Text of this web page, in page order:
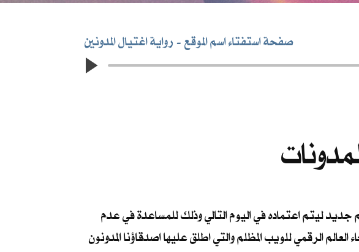
رواية اغتيال المدونين صفحة استفتاء اسم الموقع
جديد ليتم اعتماده في اليوم التالي وذلك للمساعدة في عدم
الرقمي للويب المظلم والتي اطلق عليها اصدقاؤنا المدونون